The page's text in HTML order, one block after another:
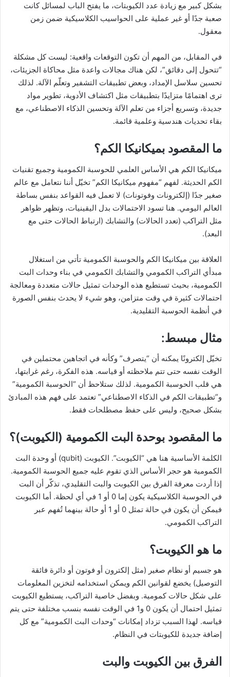
بشكل كبير مع زيادة عدد الكيوبتات، ما يفتح الباب لمسائل كانت
صعبة جدًا أو غير عملية على الحواسيب الكلاسيكية ضمن زمن
معقول.
في المقابل، من المهم أن تكون التوقعات واقعية: ليست كل مشكلة
“تتحول إلى دقائق”، لكن هناك مجالات واعدة مثل محاكاة الجزيئات،
تحسين سلاسل الإمداد، وبعض تطبيقات التشفير وتعلّم الآلة. لذلك
ترى اهتمامًا متزايدًا بتطبيقات مثل اكتشاف الأدوية، تطوير مواد
جديدة، وتسريع أجزاء من تعلم الآلة وتحسين الذكاء الاصطناعي، مع
بقاء تحديات هندسية وعلمية قائمة.
ما المقصود بميكانيكا الكم؟
ميكانيكا الكم هي الأساس العلمي للحوسبة الكمومية وجميع تقنيات
الكم الحديثة. لفهم “مفهوم ميكانيكا الكم” تخيّل أننا نتعامل مع عالم
صغير جدًا (إلكترونات وفوتونات) لا تعمل فيه القواعد بنفس بساطة
العالم اليومي. هنا تسود الاحتمالات بدل اليقينيات، وتظهر ظواهر
مثل التراكب (تعدد الحالات) والتشابك (ارتباط الحالات حتى مع
البعد).
العلاقة بين ميكانيكا الكم والحوسبة الكمومية تأتي من استغلال
مبدأي التراكب الكمومي والتشابك الكمومي في بناء وحدات البت
الكمومية، بحيث تستطيع هذه الوحدات تمثيل حالات متعددة ومعالجة
احتمالات كثيرة في وقت متزامن، وهو شيء لا يحدث بنفس الصورة
في أنظمة الحوسبة التقليدية.
مثال مبسط:
تخيّل إلكترونًا يمكنه أن “يتصرف” وكأنه في اتجاهين محتملين في
الوقت نفسه حتى تتم ملاحظته أو قياسه. هذه الفكرة، رغم غرابتها،
هي قلب الحوسبة الكمومية. لذلك ستلاحظ أن “الحوسبة الكمومية”
و“تطبيقات الكم في الذكاء الاصطناعي” تعتمد على فهم هذه المبادئ
بشكل صحيح، وليس على حفظ مصطلحات فقط.
ما المقصود بوحدة البت الكمومية (الكيوبت)؟
الكلمة الأساسية هنا هي “الكيوبت”. الكيوبت (qubit) أو وحدة البت
الكمومية هو حجر الأساس الذي تقوم عليه جميع الحوسبة الكمومية.
إذا أردت معرفة الفرق بين الكيوبت والبت التقليدي، تذكّر أن البت
في الحوسبة الكلاسيكية يكون إما 0 أو 1 في أي لحظة. أما الكيوبت
فيمكن أن يكون في حالة تمثل 0 أو 1 أو حالة بينهما تُفهم عبر
التراكب الكمومي.
ما هو الكيوبت؟
هو جسيم أو نظام صغير (مثل إلكترون أو فوتون أو دائرة فائقة
التوصيل) يخضع لقوانين الكم ويمكن استخدامه لتخزين المعلومات
على شكل حالات كمومية. وبفضل خاصية التراكب، يستطيع الكيوبت
تمثيل احتمال أن يكون 0 و1 في الوقت نفسه بنسب مختلفة حتى يتم
قياسه. لهذا السبب تزداد إمكانات “وحدات البت الكمومية” مع كل
إضافة جديدة للكيوبتات في النظام.
الفرق بين الكيوبت والبت